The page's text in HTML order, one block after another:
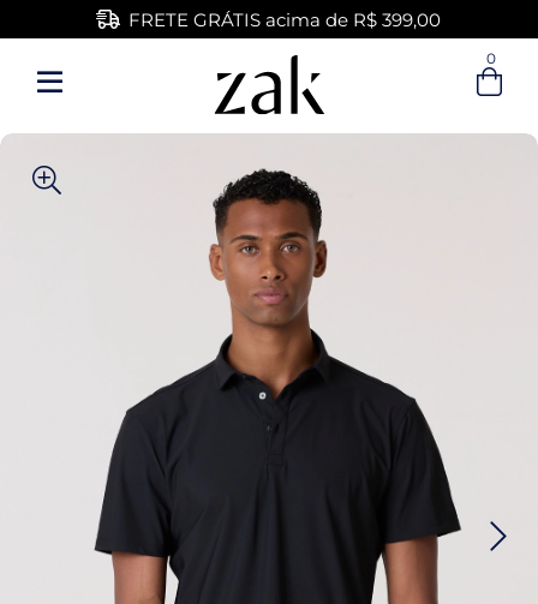
Entre com email ou cpf/cnpj
Criar nova conta
FRETE GRÁTIS acima de R$ 399,00
0